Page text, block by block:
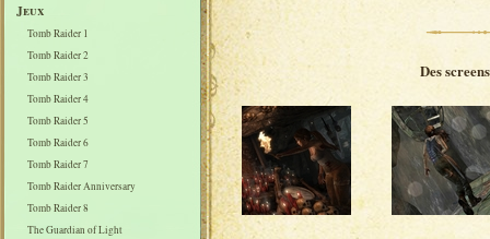
Jeux
Tomb Raider 1
Tomb Raider 2
Tomb Raider 3
Tomb Raider 4
Tomb Raider 5
Tomb Raider 6
Tomb Raider 7
Tomb Raider Anniversary
Tomb Raider 8
The Guardian of Light
Des